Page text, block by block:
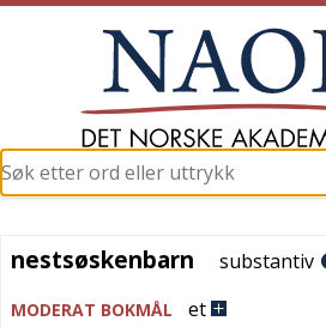
nestsøskenbarn
nestsøskenbarn substantiv
MODERAT BOKMÅL et